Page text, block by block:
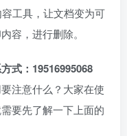
具，让文档变为可
容，进行删除。
式： 19516995068
注意什么？大家在使
要先了解一下上面的